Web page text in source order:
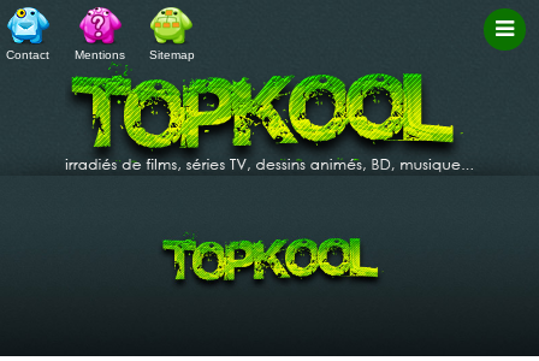
Contact Mentions Sitemap